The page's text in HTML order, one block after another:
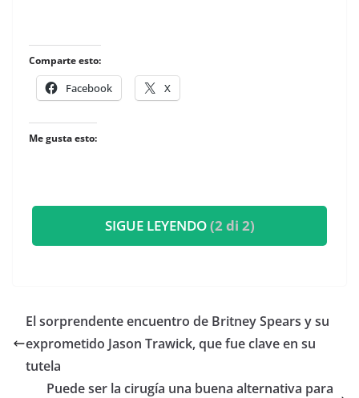
Comparte esto:
Facebook X
Me gusta esto:
SIGUE LEYENDO(2 di 2)
​El sorprendente encuentro de Britney Spears y su
exprometido Jason Trawick, que fue clave en su
tutela
​Puede ser la cirugía una buena alternativa para